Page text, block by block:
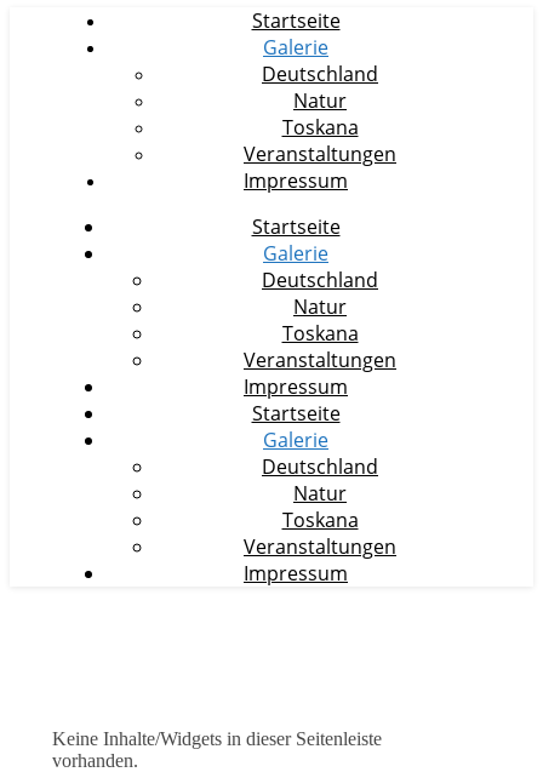
Startseite
Galerie
Deutschland
Natur
Toskana
Veranstaltungen
Impressum
Startseite
Galerie
Deutschland
Natur
Toskana
Veranstaltungen
Impressum
Startseite
Galerie
Deutschland
Natur
Toskana
Veranstaltungen
Impressum
Keine Inhalte/Widgets in dieser Seitenleiste
vorhanden.